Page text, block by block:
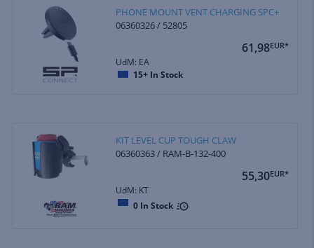
PHONE MOUNT VENT CHARGING SPC+
06360326 / 52805
61,98EUR*
UdM: EA
15+ In Stock
KIT LEVEL CUP TOUGH CLAW
06360363 / RAM-B-132-400
55,30EUR*
UdM: KT
0 In Stock